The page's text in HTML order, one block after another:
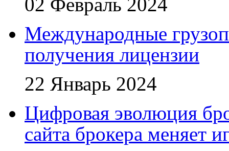
Международные
получения лицензии
22 Январь 2024
Цифровая эволюция
сайта брокера меняет